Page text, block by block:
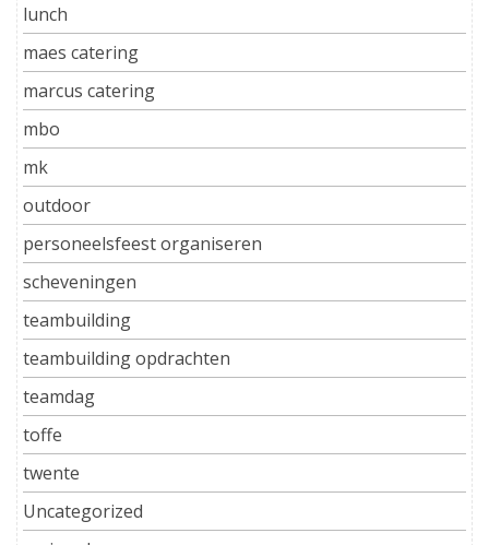
lunch
maes catering
marcus catering
mbo
mk
outdoor
personeelsfeest organiseren
scheveningen
teambuilding
teambuilding opdrachten
teamdag
toffe
twente
Uncategorized